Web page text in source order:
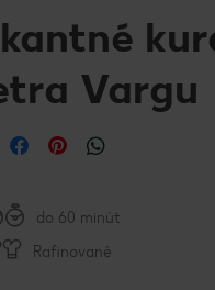
Vargu
ZdieľaťZdieľaťZdieľať
do 60 minút
Rafinované